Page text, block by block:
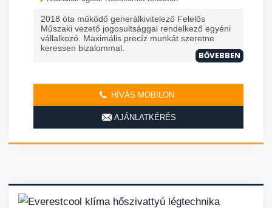
2018 óta működő generálkivitelező Felelős
Műszaki vezető jogosultsággal rendelkező egyéni
vállalkozó. Maximális precíz munkát szeretne
keressen bizalommal.
BŐVEBBEN
HÍVÁS MOBILON
AJÁNLATKÉRÉS